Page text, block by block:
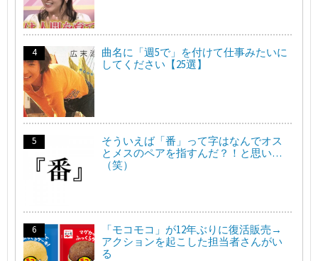
曲名に「週5で」を付けて仕事みたいに
してください【25選】
そういえば「番」って字はなんでオス
とメスのペアを指すんだ？！と思い…
（笑）
「モコモコ」が12年ぶりに復活販売→
アクションを起こした担当者さんがい
る